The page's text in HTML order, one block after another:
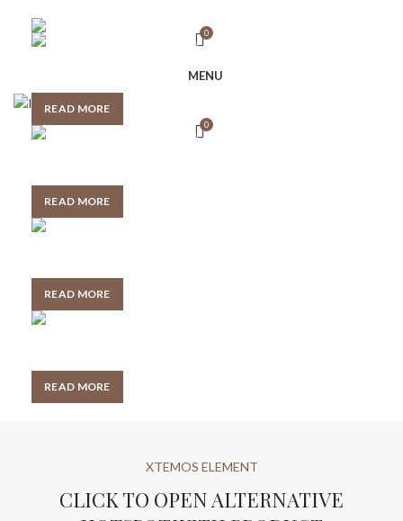
0
MENU
0
READ MORE
READ MORE
READ MORE
READ MORE
XTEMOS ELEMENT
CLICK TO OPEN ALTERNATIVE